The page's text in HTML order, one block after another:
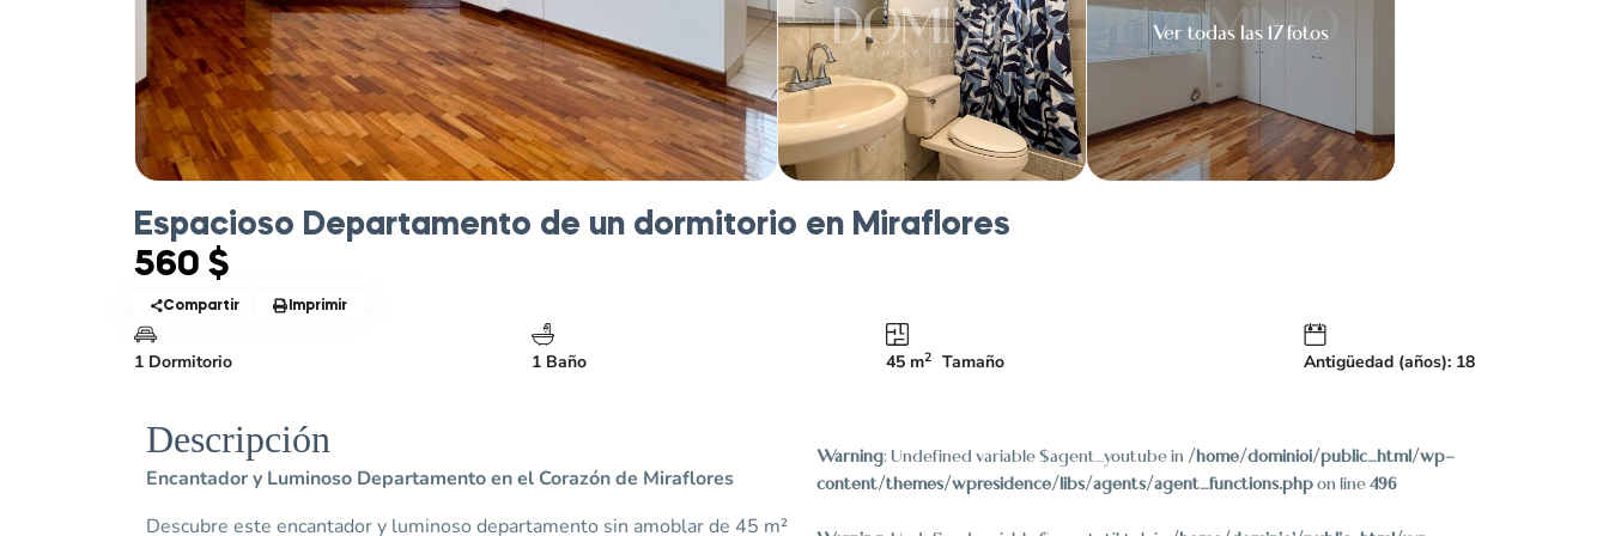
Ver todas las 17 fotos
Espacioso Departamento de un dormitorio en Miraflores
560 $
Compartir Imprimir
1 Dormitorio 1 Baño 45 m2 Tamaño Antigüedad (años): 18
Descripción
Encantador y Luminoso Departamento en el Corazón de Miraflores
Descubre este encantador y luminoso departamento sin amoblar de 45 m²
Warning: Undefined variable $agent_youtube in /home/dominioi/public_html/wp-
content/themes/wpresidence/libs/agents/agent_functions.phpon line496